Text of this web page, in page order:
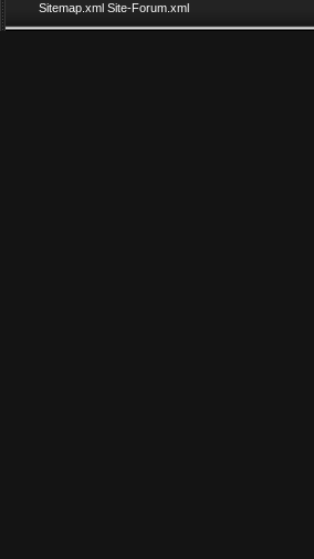
Sitemap.xml Site-Forum.xml